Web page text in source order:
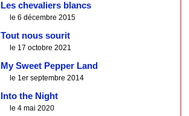
Les chevaliers blancs
le 6 décembre 2015
Tout nous sourit
le 17 octobre 2021
My Sweet Pepper Land
le 1er septembre 2014
Into the Night
le 4 mai 2020